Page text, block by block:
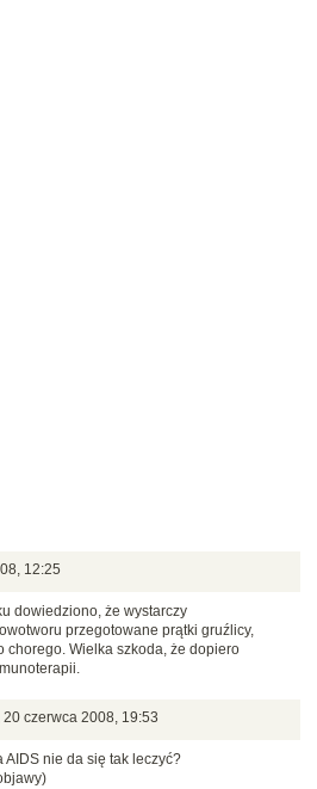
12:25
dowiedziono, że wystarczy
przegotowane prątki gruźlicy,
chorego. Wielka szkoda, że dopiero
20 czerwca 2008, 19:53
AIDS nie da się tak leczyć?